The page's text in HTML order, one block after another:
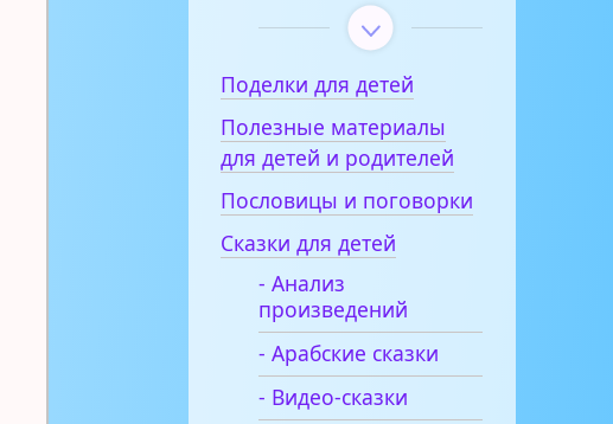
Поделки для детей
Полезные материалы
для детей и родителей
Пословицы и поговорки
Сказки для детей
- Анализ
произведений
- Арабские сказки
- Видео-сказки